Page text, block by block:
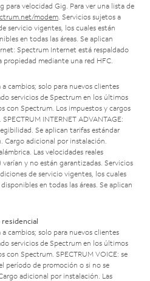
para velocidad Gig. Para ver una lista de
modem . Servicios sujetos a
servicio vigentes, los cuales están
en todas las áreas. Se aplican
Spectrum Internet está respaldado
mediante una red HFC.
cambios; solo para nuevos clientes
servicios de Spectrum en los últimos
con Spectrum. Los impuestos y cargos
INTERNET ADVANTAGE:
Se aplican tarifas estándar
Cargo adicional por instalación.
Las velocidades reales
y no están garantizadas. Servicios
de servicio vigentes, los cuales
en todas las áreas. Se aplican
cambios; solo para nuevos clientes
servicios de Spectrum en los últimos
con Spectrum. SPECTRUM VOICE: se
período de promoción o si no se
adicional por instalación. Las